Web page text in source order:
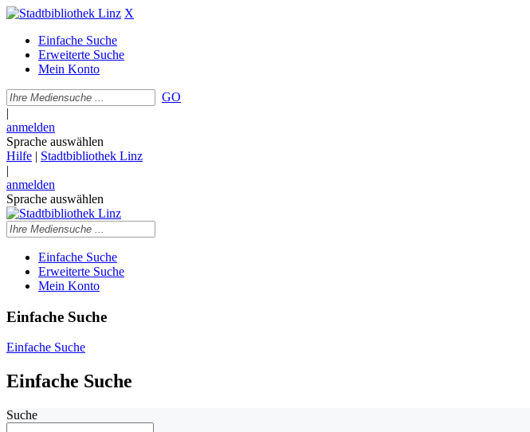
X
Einfache Suche
Erweiterte Suche
Mein Konto
GO
|
anmelden
Sprache auswählen
Hilfe | Stadtbibliothek Linz
|
anmelden
Sprache auswählen
Einfache Suche
Erweiterte Suche
Mein Konto
Einfache Suche
Einfache Suche
Einfache Suche
Suche